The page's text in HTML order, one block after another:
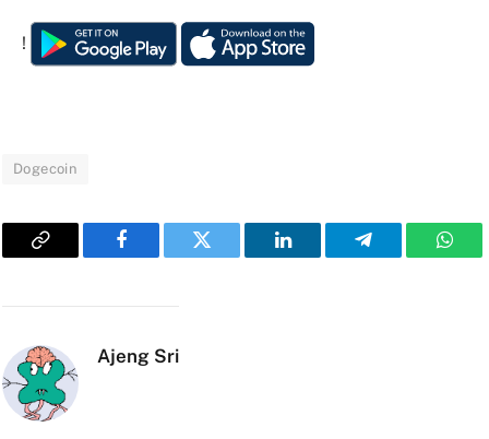
!
Dogecoin
Copy
Facebook Twitter LinkedIn Telegram
Ajeng Sri